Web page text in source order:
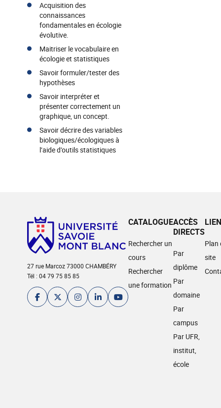
Acquisition des
connaissances
fondamentales en écologie
évolutive.
Maitriser le vocabulaire en
écologie et statistiques
Savoir formuler/tester des
hypothèses
Savoir interpréter et
présenter correctement un
graphique, un concept.
Savoir décrire des variables
biologiques/écologiques à
l’aide d’outils statistiques
27 rue Marcoz 73000 CHAMBÉRY
Tél : 04 79 75 85 85
CATALOGUE
Rechercher un
cours
Rechercher
une formation
ACCÈS
DIRECTS
Par
diplôme
Par
domaine
Par
campus
Par UFR,
institut,
école
Plan
site